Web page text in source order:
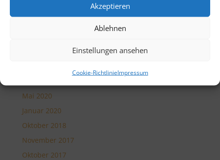
Akzeptieren
Ablehnen
Einstellungen ansehen
Cookie-RichtlinieImpressum
Mai 2020
Januar 2020
Oktober 2018
November 2017
Oktober 2017